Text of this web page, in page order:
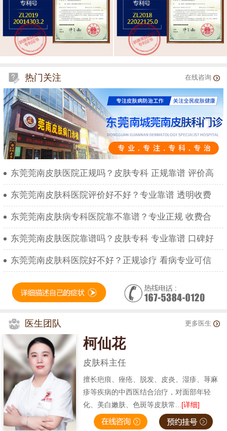
热门关注 在线咨询
东莞莞南皮肤医院正规吗？皮肤专科 正规靠谱 评价高
东莞莞南皮肤科医院评价好不好？专业靠谱 透明收费
东莞莞南皮肤病专科医院靠不靠谱？专业正规 收费合
东莞莞南皮肤医院靠谱吗？皮肤专科 专业靠谱 口碑好
东莞莞南皮肤科医院好不好？正规诊疗 看病专业可信
医生团队 更多医生
柯仙花
皮肤科主任
擅长疤痕、痤疮、脱发、皮炎、湿疹、荨麻
疹等疾病的中西医结合治疗，对面部年轻
化、美白嫩肤、色斑等皮肤常... [详细]